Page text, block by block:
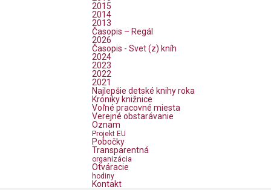
2015
2014
2013
Časopis – Regál
2026
Časopis - Svet (z) kníh
2024
2023
2022
2021
Najlepšie detské knihy roka
Kroniky knižnice
Voľné pracovné miesta
Verejné obstarávanie
Oznam
Projekt EU
Pobočky
Transparentná
organizácia
Otváracie
hodiny
Kontakt